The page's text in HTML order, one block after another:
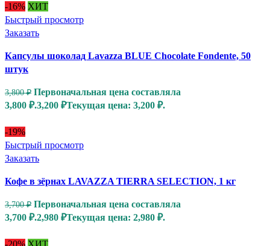
-16% ХИТ
Быстрый просмотр
Заказать
Капсулы шоколад Lavazza BLUE Chocolate Fondente, 50
штук
3,800₽ Первоначальная цена составляла
3,800 ₽.3,200 ₽Текущая цена: 3,200 ₽.
-19%
Быстрый просмотр
Заказать
Кофе в зёрнах LAVAZZA TIERRA SELECTION, 1 кг
3,700₽ Первоначальная цена составляла
3,700 ₽.2,980 ₽Текущая цена: 2,980 ₽.
-20% ХИТ